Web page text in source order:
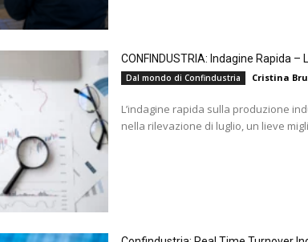
CONFINDUSTRIA: Indagine Rapida
Dal mondo di Confindustria Cristina
L’indagine rapida sulla produzione
nella rilevazione di luglio, un lieve